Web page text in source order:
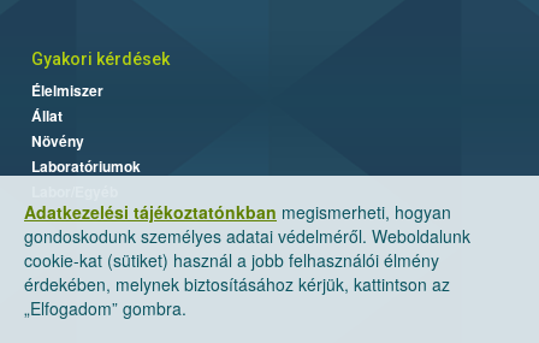
Adatkezelési tájékoztatónkban megismerheti, hogyan
gondoskodunk személyes adatai védelméről. Weboldalunk
cookie-kat (sütiket) használ a jobb felhasználói élmény
érdekében, melynek biztosításához kérjük, kattintson az
„Elfogadom” gombra.
Gyakori kérdések
Élelmiszer
Állat
Növény
Laboratóriumok